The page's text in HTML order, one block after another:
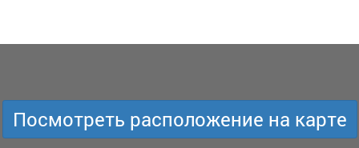
Посмотреть расположение на карте